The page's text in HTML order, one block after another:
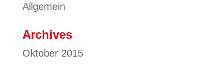
Allgemein
Archives
Oktober 2015